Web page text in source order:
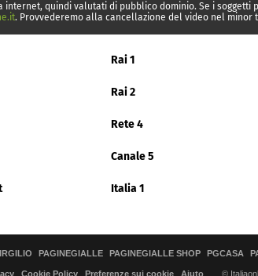
internet, quindi valutati di pubblico dominio. Se i
. Provvederemo alla cancellazione del video nel minor
Rai 1
Rai 2
Rete 4
Canale 5
Italia 1
PAGINEGIALLE PAGINEGIALLE SHOP PGCASA
Cookie Policy Preferenze sui cookie Aiuto ©